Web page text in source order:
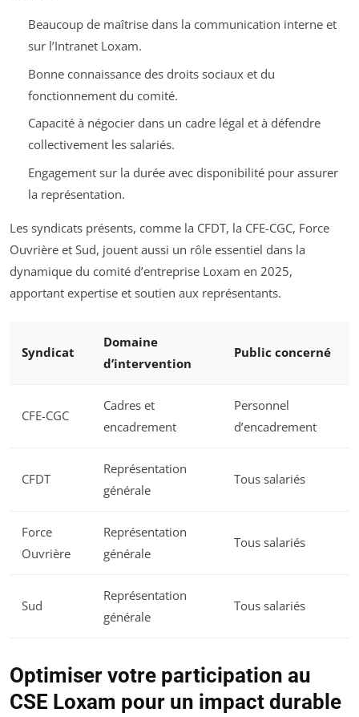
Beaucoup de maîtrise dans la communication interne et
sur l’Intranet Loxam.
Bonne connaissance des droits sociaux et du
fonctionnement du comité.
Capacité à négocier dans un cadre légal et à défendre
collectivement les salariés.
Engagement sur la durée avec disponibilité pour assurer
la représentation.
Les syndicats présents, comme la CFDT, la CFE-CGC, Force
Ouvrière et Sud, jouent aussi un rôle essentiel dans la
dynamique du comité d’entreprise Loxam en 2025,
apportant expertise et soutien aux représentants.
Syndicat
Domaine
d’intervention
Public concerné
CFE-CGC
Cadres et
encadrement
Personnel
d’encadrement
CFDT
Représentation
générale
Tous salariés
Force
Ouvrière
Représentation
générale
Tous salariés
Sud
Représentation
générale
Tous salariés
Optimiser votre participation au
CSE Loxam pour un impact durable